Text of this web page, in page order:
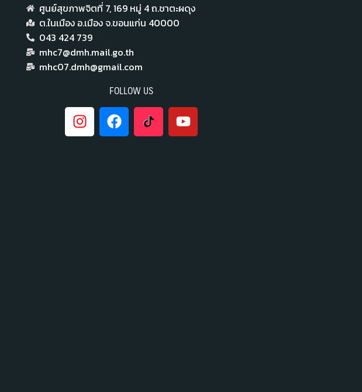
ศูนย์สุขภาพจิตที่ 7,​ 169 หมู่ 4 ถ.ชาตะผดุง
ต.ในเมือง อ.เมือง จ.ขอนแก่น 40000
043 424 739
mhc7@dmh.mail.go.th
mhc07.dmh@gmail.com
FOLLOW US